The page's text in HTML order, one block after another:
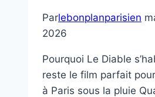
Parlebonplanparisien
2026
Pourquoi Le Diable
reste le film parfait
à Paris sous la pluie